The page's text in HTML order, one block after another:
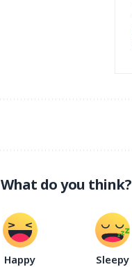
What do you think?
Happy Sleepy